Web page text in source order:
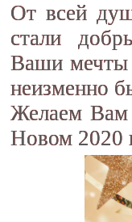
От всей
стали
Ваши мечты
неизменно
Желаем Вам
Новом 2020